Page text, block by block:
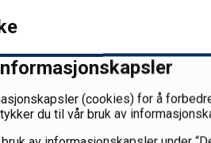
Restauranten ble
restaurant flere
eksterne gjester.
(cookies) for å
du til vår bruk av